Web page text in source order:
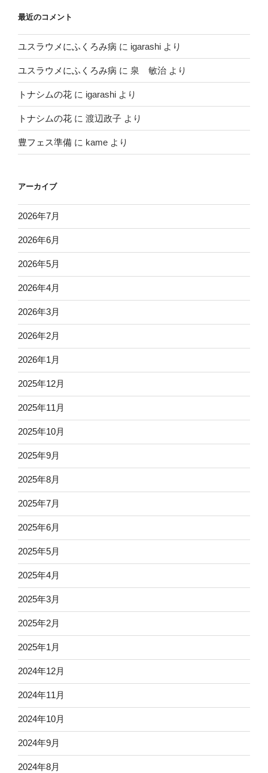
最近のコメント
ユスラウメにふくろみ病 に igarashi より
ユスラウメにふくろみ病 に 泉 敏治 より
トナシムの花 に igarashi より
トナシムの花 に 渡辺政子 より
豊フェス準備 に kame より
アーカイブ
2026年7月
2026年6月
2026年5月
2026年4月
2026年3月
2026年2月
2026年1月
2025年12月
2025年11月
2025年10月
2025年9月
2025年8月
2025年7月
2025年6月
2025年5月
2025年4月
2025年3月
2025年2月
2025年1月
2024年12月
2024年11月
2024年10月
2024年9月
2024年8月